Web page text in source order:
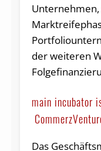
der weiteren
main incubator
Das